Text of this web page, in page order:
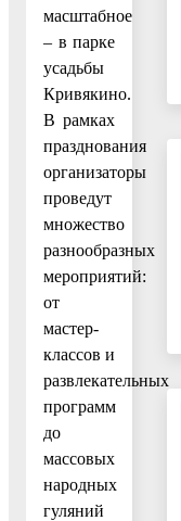
масштабное
– в парке
усадьбы
Кривякино.
В рамках
празднования
организаторы
проведут
множество
разнообразных
мероприятий:
от
мастер-
классов и
развлекательных
программ
до
массовых
народных
гуляний